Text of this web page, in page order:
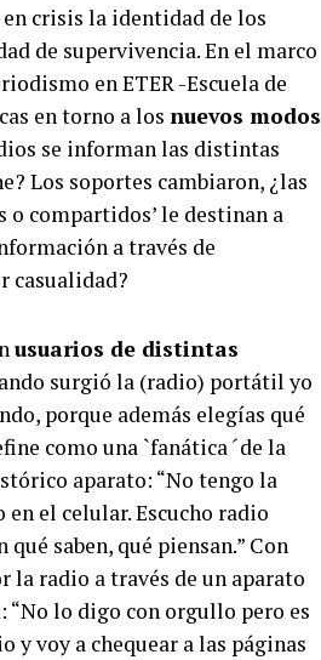
crisis la identidad de los
de supervivencia. En el marco
en ETER -Escuela de
en torno a los nuevos modos
se informan las distintas
Los soportes cambiaron, ¿las
o compartidos’ le destinan a
a través de
casualidad?
usuarios de distintas
surgió la (radio) portátil yo
porque además elegías qué
como una `fanática´de la
aparato: “No tengo la
el celular. Escucho radio
saben, qué piensan.” Con
la radio a través de un aparato
lo digo con orgullo pero es
y voy a chequear a las páginas